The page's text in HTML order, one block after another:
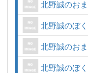
北野誠のお
北野誠のぼ
北野誠のお
北野誠のぼ